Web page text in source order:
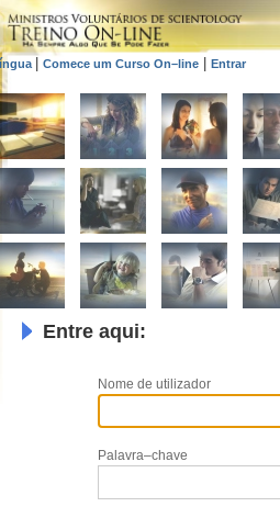
Comece um Curso On–line Entrar
Entre aqui:
Nome de utilizador
Palavra–chave